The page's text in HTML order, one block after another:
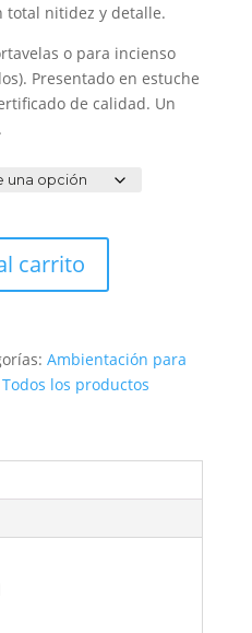
total nitidez y detalle.
o para incienso
Presentado en estuche
de calidad. Un
carrito
Ambientación para
Todos los productos